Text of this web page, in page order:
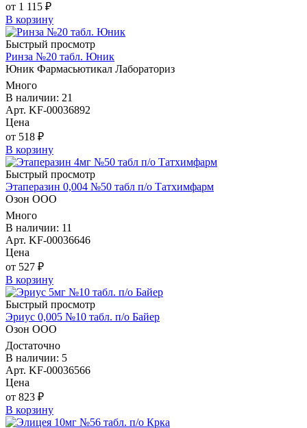
от 1 115 ₽
В корзину
Быстрый просмотр
Ринза №20 табл. Юник
Юник Фармасьютикал Лабораториз
Много
В наличии: 21
Арт. KF-00036892
Цена
от 518 ₽
В корзину
Быстрый просмотр
Этаперазин 0,004 №50 табл п/о Татхимфарм
Озон ООО
Много
В наличии: 11
Арт. KF-00036646
Цена
от 527 ₽
В корзину
Быстрый просмотр
Эриус 0,005 №10 табл. п/о Байер
Озон ООО
Достаточно
В наличии: 5
Арт. KF-00036566
Цена
от 823 ₽
В корзину